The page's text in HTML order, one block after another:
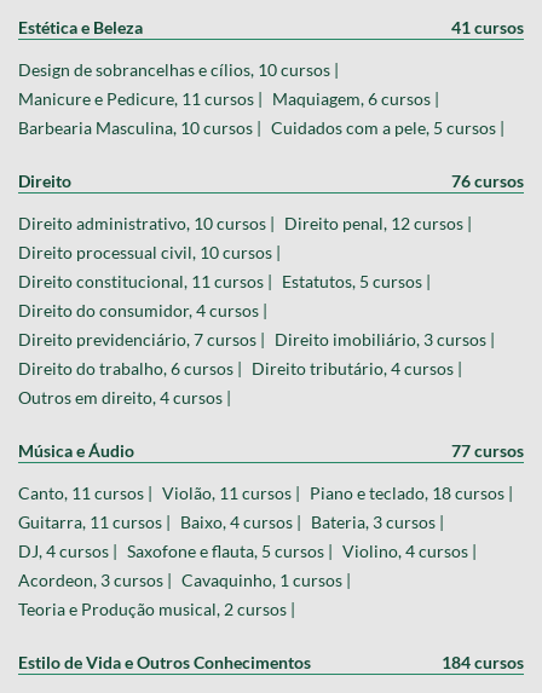
Estética e Beleza 41 cursos
Design de sobrancelhas e cílios, 10 cursos |
Manicure e Pedicure, 11 cursos | Maquiagem, 6 cursos |
Barbearia Masculina, 10 cursos | Cuidados com a pele, 5 cursos |
Direito 76 cursos
Direito administrativo, 10 cursos | Direito penal, 12 cursos |
Direito processual civil, 10 cursos |
Direito constitucional, 11 cursos | Estatutos, 5 cursos |
Direito do consumidor, 4 cursos |
Direito previdenciário, 7 cursos | Direito imobiliário, 3 cursos |
Direito do trabalho, 6 cursos | Direito tributário, 4 cursos |
Outros em direito, 4 cursos |
Música e Áudio 77 cursos
Canto, 11 cursos | Violão, 11 cursos | Piano e teclado, 18 cursos |
Guitarra, 11 cursos | Baixo, 4 cursos | Bateria, 3 cursos |
DJ, 4 cursos | Saxofone e flauta, 5 cursos | Violino, 4 cursos |
Acordeon, 3 cursos | Cavaquinho, 1 cursos |
Teoria e Produção musical, 2 cursos |
Estilo de Vida e Outros Conhecimentos 184 cursos